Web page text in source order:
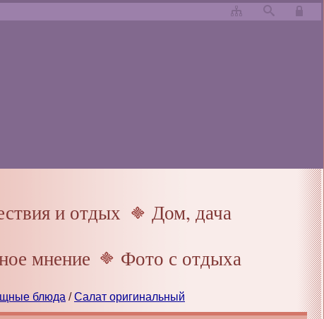
и отдых
Дом, дача
мнение Фото с отдыха
блюда /Салат оригинальный